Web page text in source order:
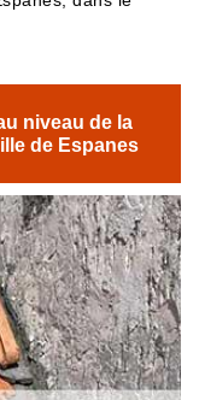
niveau de la
de Espanes